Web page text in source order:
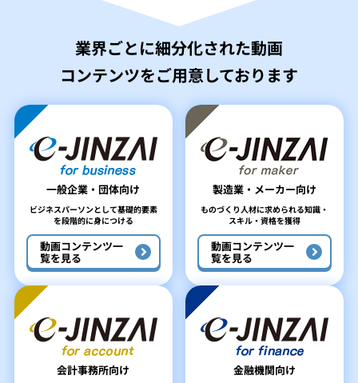
業界ごとに細分化された動画
コンテンツをご用意しております
一般企業・団体向け
ビジネスパーソンとして基礎的要素
を段階的に身につける
動画コンテンツ一
覧を見る
製造業・メーカー向け
ものづくり人材に求められる知識・
スキル・資格を獲得
動画コンテンツ一
覧を見る
会計事務所向け 金融機関向け